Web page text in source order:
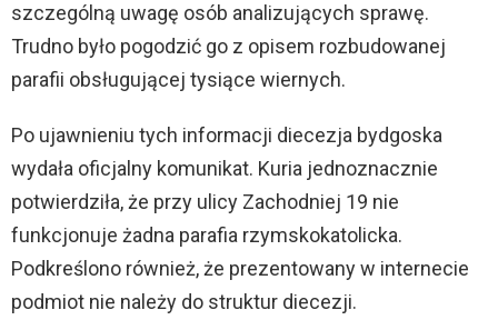
szczególną uwagę osób analizujących sprawę.
Trudno było pogodzić go z opisem rozbudowanej
parafii obsługującej tysiące wiernych.
Po ujawnieniu tych informacji diecezja bydgoska
wydała oficjalny komunikat. Kuria jednoznacznie
potwierdziła, że przy ulicy Zachodniej 19 nie
funkcjonuje żadna parafia rzymskokatolicka.
Podkreślono również, że prezentowany w internecie
podmiot nie należy do struktur diecezji.